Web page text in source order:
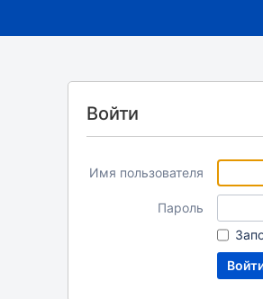
Войти
Имя пользователя
Пароль